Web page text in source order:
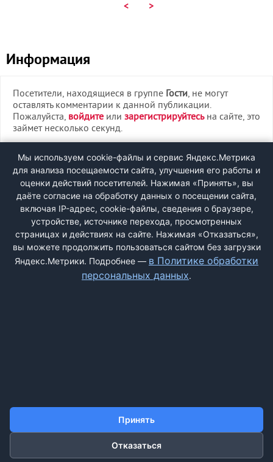
< >
Информация
Посетители, находящиеся в группе Гости, не могут
оставлять комментарии к данной публикации.
Пожалуйста, войдите или зарегистрируйтесьна сайте, это
займет несколько секунд.
ВХОД
РЕГИСТРАЦИЯ
Быстрая регистрациячерез соцсети:
ПОЛИТИКА ОБРАБОТКИ ПЕРСОНАЛЬНЫХ ДАННЫХ
©2011-2026 ДОСКАЖАЛОБ.РФ
Мы используем cookie-файлы и сервис Яндекс.Метрика
для анализа посещаемости сайта, улучшения его работы и
оценки действий посетителей. Нажимая «Принять», вы
даёте согласие на обработку данных о посещении сайта,
включая IP-адрес, cookie-файлы, сведения о браузере,
устройстве, источнике перехода, просмотренных
страницах и действиях на сайте. Нажимая «Отказаться»,
вы можете продолжить пользоваться сайтом без загрузки
Яндекс.Метрики. Подробнее — в Политике обработки
персональных данных.
Принять
Отказаться